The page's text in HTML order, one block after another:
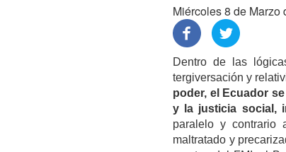
Miércoles 8 de Marzo
Dentro de las
tergiversación y
poder, el Ecuador
y la justicia social,
paralelo y
maltratado y